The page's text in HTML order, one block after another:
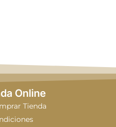
Online
Tienda